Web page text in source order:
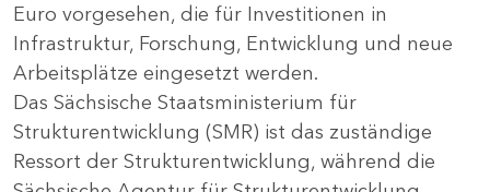
Euro vorgesehen, die für Investitionen in
Infrastruktur, Forschung, Entwicklung und neue
Arbeitsplätze eingesetzt werden.
Das Sächsische Staatsministerium für
Strukturentwicklung (SMR) ist das zuständige
Ressort der Strukturentwicklung, während die